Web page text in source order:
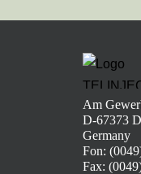
Am
D-67373
Germany
Fon:
Fax: